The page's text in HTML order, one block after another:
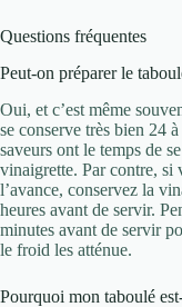
Questions fréquentes
Peut-on préparer le
Oui, et c’est même
se conserve très bien 24
saveurs ont le temps de
vinaigrette. Par contre, si
l’avance, conservez la
heures avant de servir.
minutes avant de servir
le froid les atténue.
Pourquoi mon taboulé